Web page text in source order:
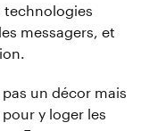
technologies
messagers, et
un décor mais
y loger les